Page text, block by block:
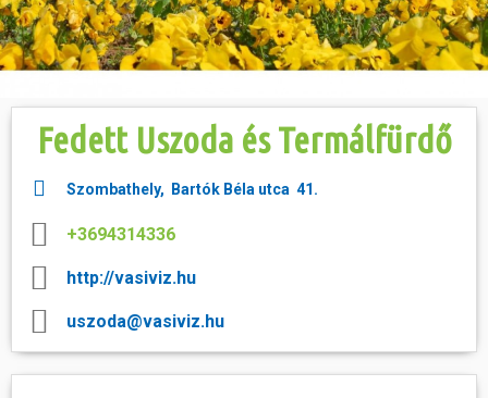
Hasznos
Fedett Uszoda és Termálfürdő
Szombathely, Bartók Béla utca 41.
+3694314336
http://vasiviz.hu
uszoda@vasiviz.hu